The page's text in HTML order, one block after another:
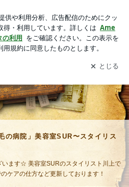
ブログの更新通知
を受け取りまし
開く
の病院」美容室SUR〜スタイリス
います☆ 美容室SURのスタイリスト川上で
ケアの仕方など更新しております！